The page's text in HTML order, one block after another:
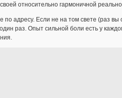
относительно гармоничной
адресу. Если не на том свете (раз
раз. Опыт сильной боли есть у